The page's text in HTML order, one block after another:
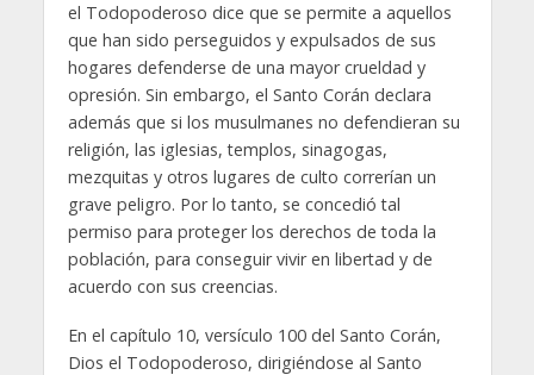
el Todopoderoso dice que se permite a aquellos
que han sido perseguidos y expulsados de sus
hogares defenderse de una mayor crueldad y
opresión. Sin embargo, el Santo Corán declara
además que si los musulmanes no defendieran su
religión, las iglesias, templos, sinagogas,
mezquitas y otros lugares de culto correrían un
grave peligro. Por lo tanto, se concedió tal
permiso para proteger los derechos de toda la
población, para conseguir vivir en libertad y de
acuerdo con sus creencias.
En el capítulo 10, versículo 100 del Santo Corán,
Dios el Todopoderoso, dirigiéndose al Santo